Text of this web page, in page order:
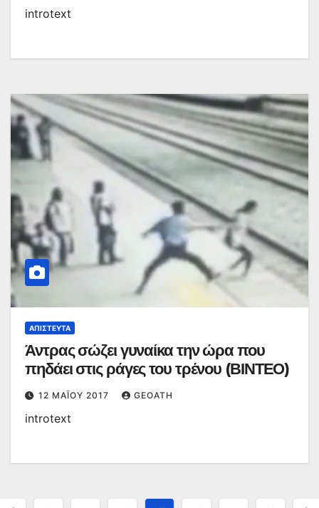
introtext
ΑΠΊΣΤΕΥΤΑ
Άντρας σώζει γυναίκα την ώρα που
πηδάει στις ράγες του τρένου (ΒΙΝΤΕΟ)
12 ΜΑΪ́ΟΥ 2017 GEOATH
introtext